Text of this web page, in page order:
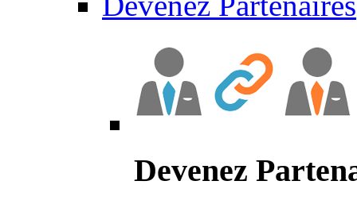
Devenez